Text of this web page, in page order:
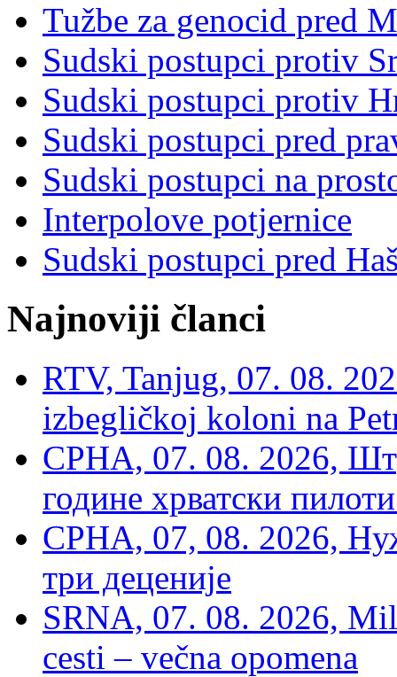
Tužbe za genocid pred
Sudski postupci protiv
Sudski postupci protiv
Sudski postupci pred
Sudski postupci na
Interpolove potjernice
Sudski postupci pred
Najnoviji članci
RTV, Tanjug, 07. 08.
izbegličkoj koloni na
СРНА, 07. 08. 2026,
године хрватски
СРНА, 07, 08. 2026,
три деценије
SRNA, 07. 08. 2026,
cesti – večna opomena